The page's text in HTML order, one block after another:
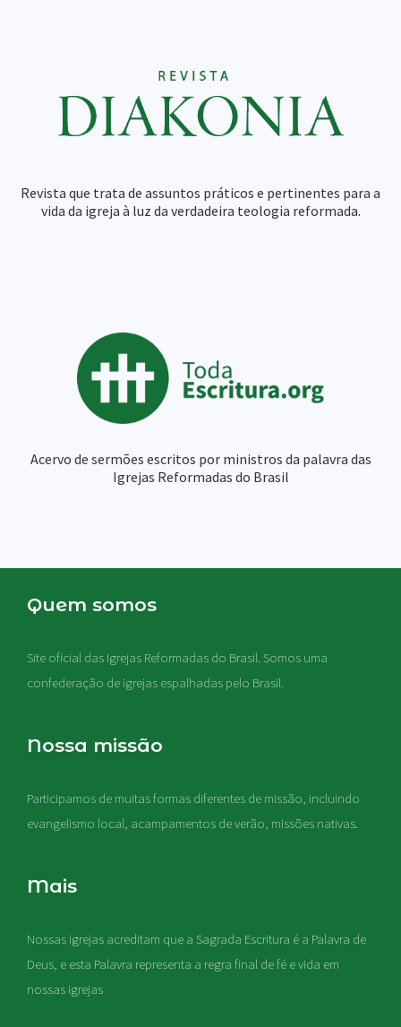
Revista que trata de assuntos práticos e pertinentes para a
vida da igreja à luz da verdadeira teologia reformada.
Acervo de sermões escritos por ministros da palavra das
Igrejas Reformadas do Brasil
Quem somos
Site oficial das Igrejas Reformadas do Brasil. Somos uma
confederação de igrejas espalhadas pelo Brasil.
Nossa missão
Participamos de muitas formas diferentes de missão, incluindo
evangelismo local, acampamentos de verão, missões nativas.
Mais
Nossas igrejas acreditam que a Sagrada Escritura é a Palavra de
Deus, e esta Palavra representa a regra final de fé e vida em
nossas igrejas